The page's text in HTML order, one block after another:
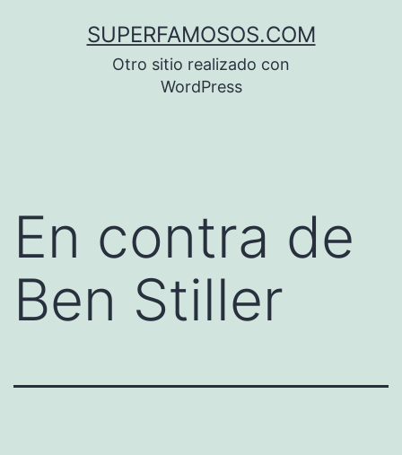
SUPERFAMOSOS.COM
Otro sitio realizado con
WordPress
En contra de
Ben Stiller